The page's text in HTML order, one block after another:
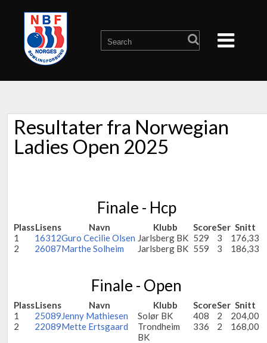
Resultater fra Norwegian
Ladies Open 2025
Finale - Hcp
PlassLisens Navn Klubb ScoreSer Snitt
1
16312Guro Cecilie Olsen Jarlsberg BK 529 3
176,33
2
26087Marthe Solheim Jarlsberg BK 559 3 186,33
Finale - Open
PlassLisens Navn Klubb ScoreSer Snitt
1
25089Jenny Mathiesen Solør BK 408 2
204,00
2
22089Mette Ertsgaard
Trondheim
BK
336 2 168,00